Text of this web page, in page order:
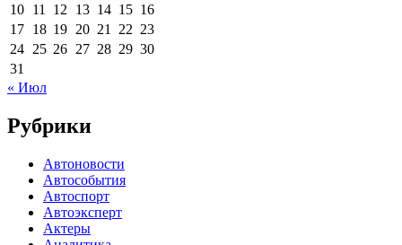
10 11 12 13 14 15 16
17 18 19 20 21 22 23
24 25 26 27 28 29 30
31
« Июл
Рубрики
Автоновости
Автособытия
Автоспорт
Автоэксперт
Актеры